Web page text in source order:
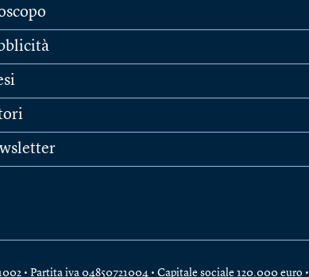
• Partita iva 04850721004 • Capitale sociale 120.000 euro •